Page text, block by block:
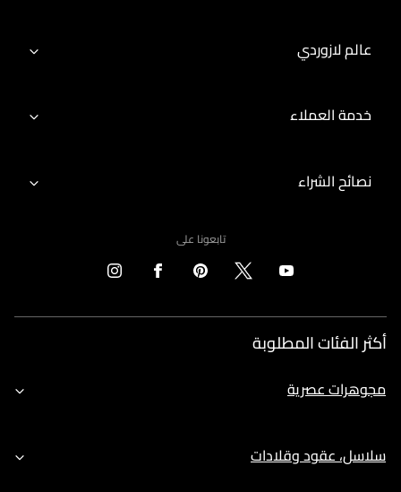
عالم لازوردي
خدمة العملاء
نصائح الشراء
تابعونا على
أكثر الفئات المطلوبة
مجوهرات عصرية
سلاسل، عقود وقلادات